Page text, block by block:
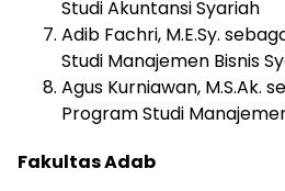
Studi Akuntansi Syariah
Adib Fachri, M.E.Sy.
Studi Manajemen Bisnis
Agus Kurniawan, M.S.Ak.
Program Studi
Fakultas Adab